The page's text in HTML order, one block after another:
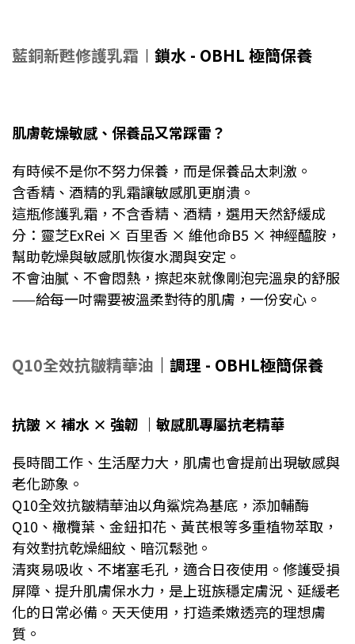
藍銅新甦修護乳霜 ︱鎖水 - OBHL 極簡保養
肌膚乾燥敏感、保養品又常踩雷？
有時候不是你不努力保養，而是保養品太刺激。
含香精、酒精的乳霜讓敏感肌更崩潰。
這瓶修護乳霜，不含香精、酒精，選用天然舒緩成
分： 靈芝ExRei × 百里香 × 維他命B5 × 神經醯胺，
幫助乾燥與敏感肌恢復水潤與安定。
不會油膩、不會悶熱，擦起來就像剛泡完溫泉的舒服
——給每一吋需要被溫柔對待的肌膚，一份安心。
Q10全效抗皺精華油 ｜調理 - OBHL極簡保養
抗皺 × 補水 × 強韌 ｜ 敏感肌專屬抗老精華
長時間工作、生活壓力大，肌膚也會提前出現敏感與
老化跡象。
Q10全效抗皺精華油以角鯊烷為基底，添加輔酶
Q10、橄欖葉、金鈕扣花、黃芪根等多重植物萃取，
有效對抗乾燥細紋、暗沉鬆弛。
清爽易吸收、不堵塞毛孔，適合日夜使用。修護受損
屏障、提升肌膚保水力，是上班族穩定膚況、延緩老
化的日常必備。天天使用，打造柔嫩透亮的理想膚
質。